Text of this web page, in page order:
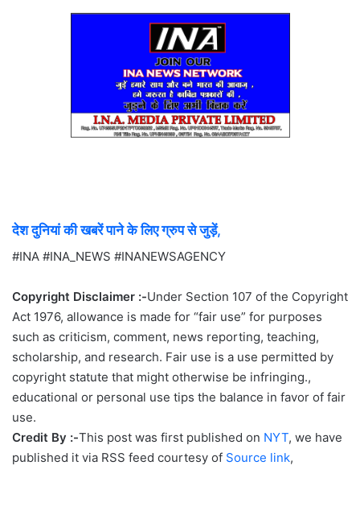
देश दुनियां की खबरें पाने के लिए ग्रुप से जुड़ें,
#INA #INA_NEWS #INANEWSAGENCY
Copyright Disclaimer :-Under Section 107 of the Copyright
Act 1976, allowance is made for “fair use” for purposes
such as criticism, comment, news reporting, teaching,
scholarship, and research. Fair use is a use permitted by
copyright statute that might otherwise be infringing.,
educational or personal use tips the balance in favor of fair
use.
Credit By :-This post was first published on NYT, we have
published it via RSS feed courtesy of Source link,